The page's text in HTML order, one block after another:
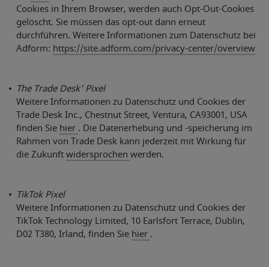
Cookies in Ihrem Browser, werden auch Opt-Out-Cookies
gelöscht. Sie müssen das opt-out dann erneut
durchführen. Weitere Informationen zum Datenschutz bei
Adform: https://site.adform.com/privacy-center/overview
The Trade Desk' Pixel
Weitere Informationen zu Datenschutz und Cookies der
Trade Desk Inc., Chestnut Street, Ventura, CA93001, USA
finden Sie hier . Die Datenerhebung und -speicherung im
Rahmen von Trade Desk kann jederzeit mit Wirkung für
die Zukunftwidersprochen werden.
TikTok Pixel
Weitere Informationen zu Datenschutz und Cookies der
TikTok Technology Limited, 10 Earlsfort Terrace, Dublin,
D02 T380, Irland, finden Sie hier .